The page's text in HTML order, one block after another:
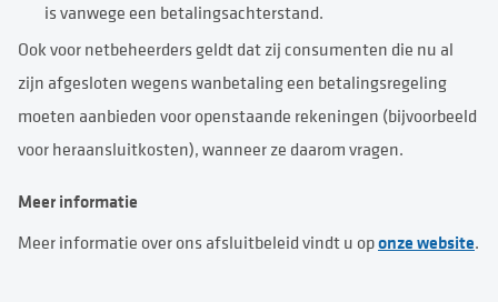
is vanwege een betalingsachterstand.
Ook voor netbeheerders geldt dat zij consumenten die nu al
zijn afgesloten wegens wanbetaling een betalingsregeling
moeten aanbieden voor openstaande rekeningen (bijvoorbeeld
voor heraansluitkosten), wanneer ze daarom vragen.
Meer informatie
Meer informatie over ons afsluitbeleid vindt u oponze website.